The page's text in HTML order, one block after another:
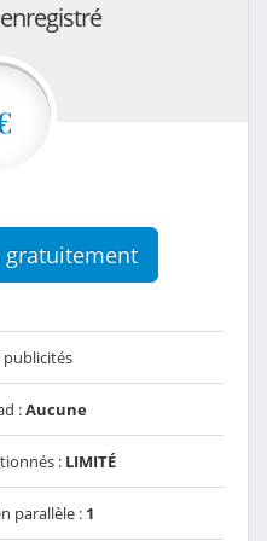
gratuitement
publicités
:Aucune
: LIMITÉ
parallèle : 1